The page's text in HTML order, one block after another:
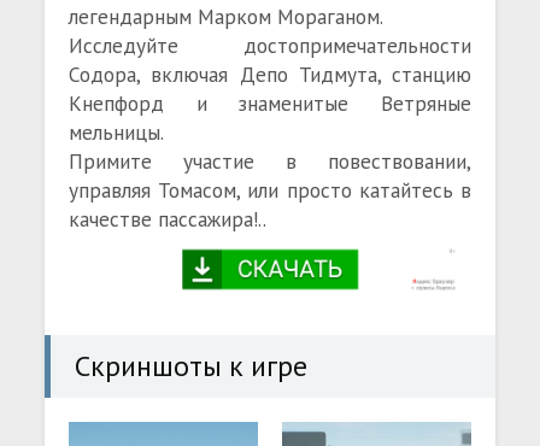
легендарным Марком Мораганом.
Исследуйте достопримечательности
Содора, включая Депо Тидмута, станцию
Кнепфорд и знаменитые Ветряные
мельницы.
Примите участие в повествовании,
управляя Томасом, или просто катайтесь в
качестве пассажира!..
Скриншоты к игре